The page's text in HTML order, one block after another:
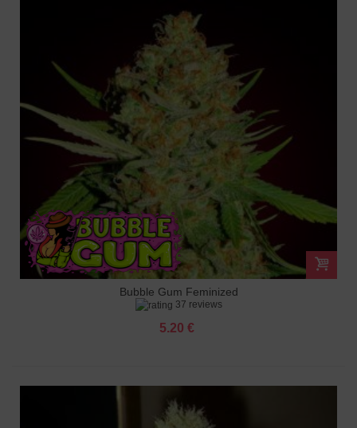
Bubble Gum Feminized
37 reviews
5.20 €